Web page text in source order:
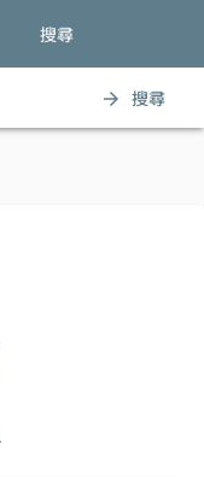
搜尋
arrow_forward 搜尋